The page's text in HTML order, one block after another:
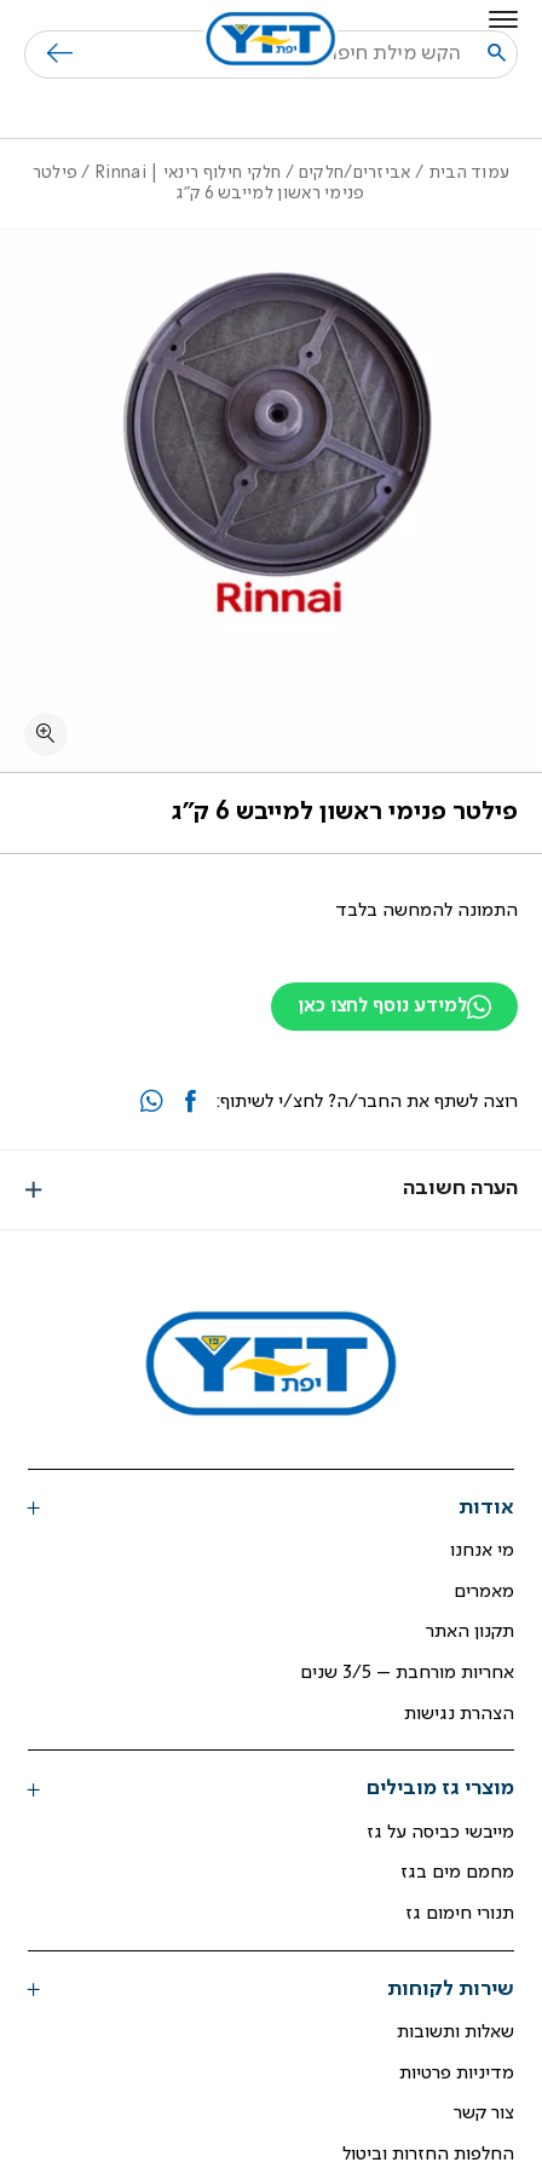
Skip to Content
חיפוש
עמוד הבית / אביזרים/חלקים / חלקי חילוף רינאי | Rinnai
/ פילטר
פנימי ראשון למייבש 6 ק”ג
פילטר פנימי ראשון למייבש 6 ק”ג
התמונה להמחשה בלבד
למידע נוסף לחצו כאן
הערה חשובה
רוצה לשתף את החבר/ה? לחצ/י לשיתוף:
אודות
מי אנחנו
מאמרים
תקנון האתר
אחריות מורחבת – 3/5 שנים
הצהרת נגישות
מוצרי גז מובילים
מייבשי כביסה על גז
מחמם מים בגז
תנורי חימום גז
שירות לקוחות
שאלות ותשובות
מדיניות פרטיות
צור קשר
החלפות החזרות וביטול
בחזרה למעלה